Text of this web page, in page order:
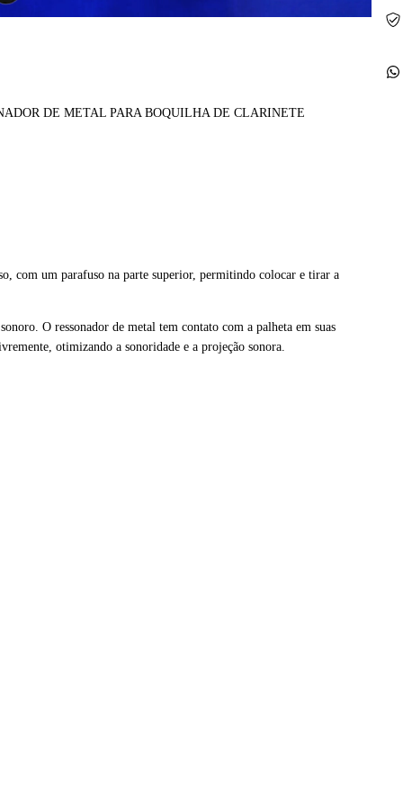
DE METAL PARA BOQUILHA DE CLARINETE
com um parafuso na parte superior, permitindo colocar e tirar a
O ressonador de metal tem contato com a palheta em suas
otimizando a sonoridade e a projeção sonora.